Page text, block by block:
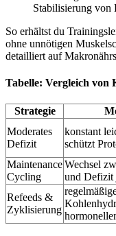
Stabilisierung von
So erhältst du
ohne unnötigen
detailliert auf
Tabelle: Vergleich von
Strategie
Moderates
Defizit
konstant
schützt
Maintenance
Cycling
Wechsel
und Defizit
Refeeds &
Zyklisierung